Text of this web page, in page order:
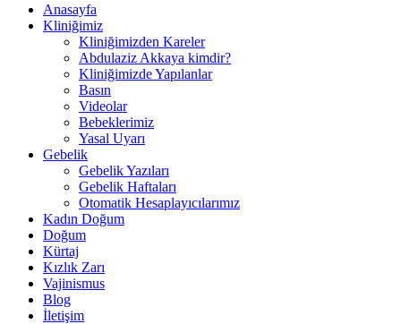
Anasayfa
Kliniğimiz
Kliniğimizden Kareler
Abdulaziz Akkaya kimdir?
Kliniğimizde Yapılanlar
Basın
Videolar
Bebeklerimiz
Yasal Uyarı
Gebelik
Gebelik Yazıları
Gebelik Haftaları
Otomatik Hesaplayıcılarımız
Kadın Doğum
Doğum
Kürtaj
Kızlık Zarı
Vajinismus
Blog
İletişim